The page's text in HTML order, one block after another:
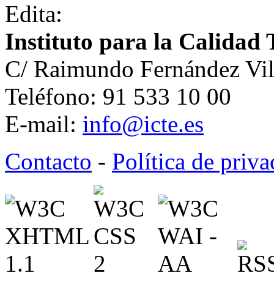
Edita:
Instituto para la Calidad
C/ Raimundo Fernández
Teléfono: 91 533 10 00
E-mail: info@icte.es
Contacto - Política de